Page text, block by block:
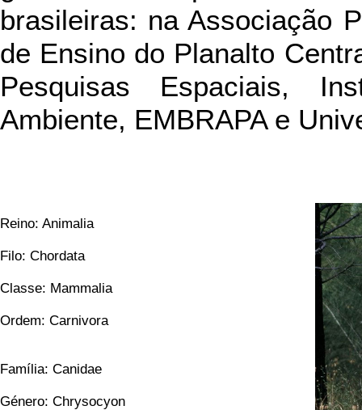
brasileiras: na Associação
de Ensino do Planalto
Pesquisas Espaciais,
Ambiente, EMBRAPA e
Reino: Animalia
Filo: Chordata
Classe: Mammalia
Ordem: Carnivora
Família: Canidae
Género: Chrysocyon